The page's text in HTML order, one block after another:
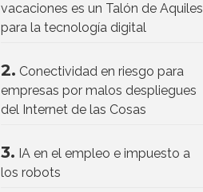
vacaciones es un Talón de Aquiles
para la tecnología digital
2. Conectividad en riesgo para
empresas por malos despliegues
del Internet de las Cosas
3. IA en el empleo e impuesto a
los robots